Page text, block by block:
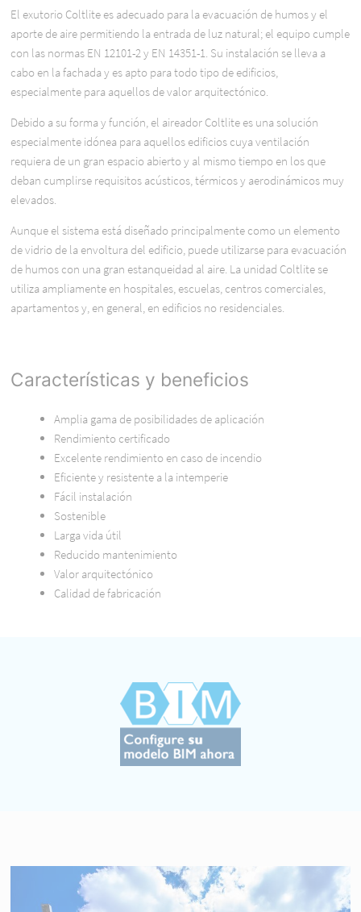
El exutorio Coltlite es adecuado para la evacuación de humos y el
aporte de aire permitiendo la entrada de luz natural; el equipo cumple
con las normas EN 12101-2 y EN 14351-1. Su instalación se lleva a
cabo en la fachada y es apto para todo tipo de edificios,
especialmente para aquellos de valor arquitectónico.
Debido a su forma y función, el aireador Coltlite es una solución
especialmente idónea para aquellos edificios cuya ventilación
requiera de un gran espacio abierto y al mismo tiempo en los que
deban cumplirse requisitos acústicos, térmicos y aerodinámicos muy
elevados.
Aunque el sistema está diseñado principalmente como un elemento
de vidrio de la envoltura del edificio, puede utilizarse para evacuación
de humos con una gran estanqueidad al aire. La unidad Coltlite se
utiliza ampliamente en hospitales, escuelas, centros comerciales,
apartamentos y, en general, en edificios no residenciales.
Características y beneficios
Amplia gama de posibilidades de aplicación
Rendimiento certificado
Excelente rendimiento en caso de incendio
Eficiente y resistente a la intemperie
Fácil instalación
Sostenible
Larga vida útil
Reducido mantenimiento
Valor arquitectónico
Calidad de fabricación